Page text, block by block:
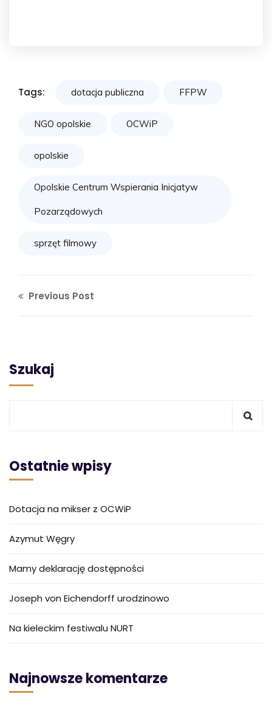
Tags: dotacja publiczna FFPW
NGO opolskie OCWiP
opolskie
Opolskie Centrum Wspierania Inicjatyw
Pozarządowych
sprzęt filmowy
Previous Post
Szukaj
Ostatnie wpisy
Dotacja na mikser z OCWiP
Azymut Węgry
Mamy deklarację dostępności
Joseph von Eichendorff urodzinowo
Na kieleckim festiwalu NURT
Najnowsze komentarze